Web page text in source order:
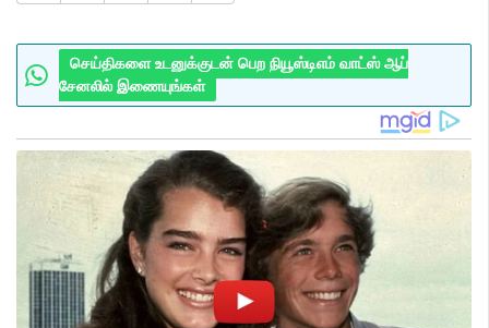
செய்திகளை உடனுக்குடன் பெற நியூஸ்டிஎம் வாட்ஸ் ஆப்
சேனலில் இணையுங்கள்